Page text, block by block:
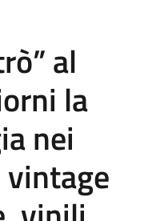
al
la
nei